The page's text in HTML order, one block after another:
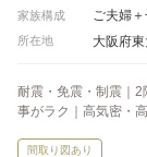
家族構成 ご夫婦
所在地 大阪府
耐震・免震・制震｜
事がラク｜高気密・
間取り図あり